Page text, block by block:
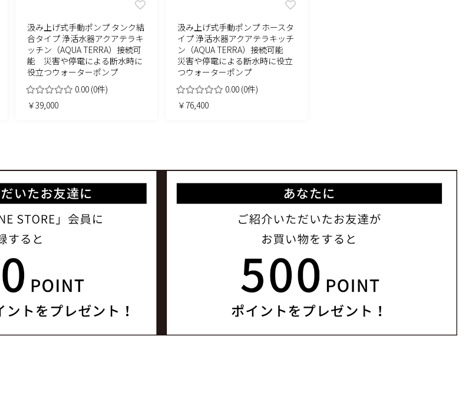
汲み上げ式手動ポンプ タンク結
合タイプ 浄活水器アクアテラキ
ッチン（AQUA TERRA）接続可
能 災害や停電による断水時に
役立つウォーターポンプ
0.00 (0件)
￥39,000
汲み上げ式手動ポンプ ホースタ
イプ 浄活水器アクアテラキッチ
ン（AQUA TERRA）接続可能
災害や停電による断水時に役立
つウォーターポンプ
0.00 (0件)
￥76,400